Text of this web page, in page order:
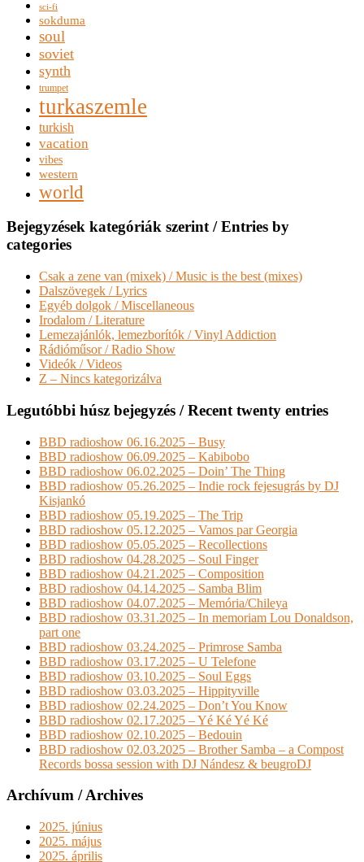
sci-fi
sokduma
soul
soviet
synth
trumpet
turkaszemle
turkish
vacation
vibes
western
world
Bejegyzések kategóriák szerint / Entries by
categories
Csak a zene van (mixek) / Music is the best (mixes)
Dalszövegek / Lyrics
Egyéb dolgok / Miscellaneous
Irodalom / Literature
Lemezajánlók, lemezborítók / Vinyl Addiction
Rádióműsor / Radio Show
Videók / Videos
Z – Nincs kategorizálva
Legutóbbi húsz bejegyzés / Recent twenty entries
BBD radioshow 06.16.2025 – Busy
BBD radioshow 06.09.2025 – Kabibobo
BBD radioshow 06.02.2025 – Doin’ The Thing
BBD radioshow 05.26.2025 – Indie rock fejesugrás by DJ
Kisjankó
BBD radioshow 05.19.2025 – The Trip
BBD radioshow 05.12.2025 – Vamos par Georgia
BBD radioshow 05.05.2025 – Recollections
BBD radioshow 04.28.2025 – Soul Finger
BBD radioshow 04.21.2025 – Composition
BBD radioshow 04.14.2025 – Samba Blim
BBD radioshow 04.07.2025 – Memória/Chileya
BBD radioshow 03.31.2025 – In memoriam Lou Donaldson,
part one
BBD radioshow 03.24.2025 – Primrose Samba
BBD radioshow 03.17.2025 – U Telefone
BBD radioshow 03.10.2025 – Soul Eggs
BBD radioshow 03.03.2025 – Hippityville
BBD radioshow 02.24.2025 – Don’t You Know
BBD radioshow 02.17.2025 – Yé Ké Yé Ké
BBD radioshow 02.10.2025 – Bedouin
BBD radioshow 02.03.2025 – Brother Samba – a Compost
Records bossa session with DJ Nándesz & beugroDJ
Archívum / Archives
2025. június
2025. május
2025. április